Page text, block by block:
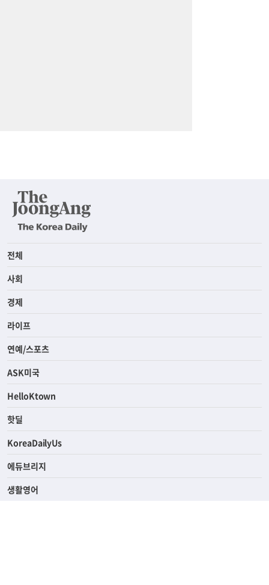
전체
사회
경제
라이프
연예/스포츠
ASK미국
HelloKtown
핫딜
KoreaDailyUs
에듀브리지
생활영어